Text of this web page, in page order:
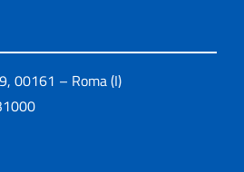
00161 – Roma (I)